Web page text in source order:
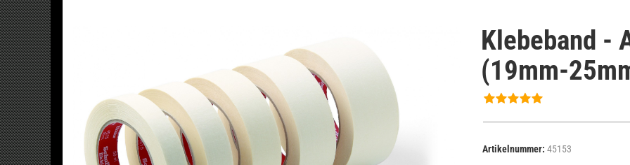
Klebeband -
(19mm-
Artikelnummer: 45153